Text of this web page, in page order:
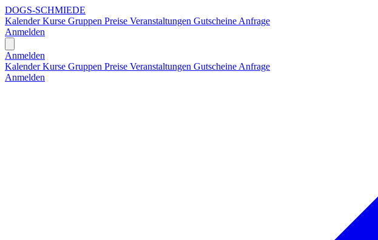
DOGS-SCHMIEDE
KalenderKurse Gruppen Preise Veranstaltungen Gutscheine Anfrage
Anmelden
Anmelden
KalenderKurse Gruppen Preise Veranstaltungen Gutscheine Anfrage
Anmelden